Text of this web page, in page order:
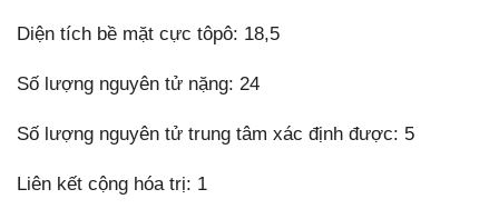
Diện tích bề mặt cực tôpô: 18,5
Số lượng nguyên tử nặng: 24
Số lượng nguyên tử trung tâm xác định được: 5
Liên kết cộng hóa trị: 1